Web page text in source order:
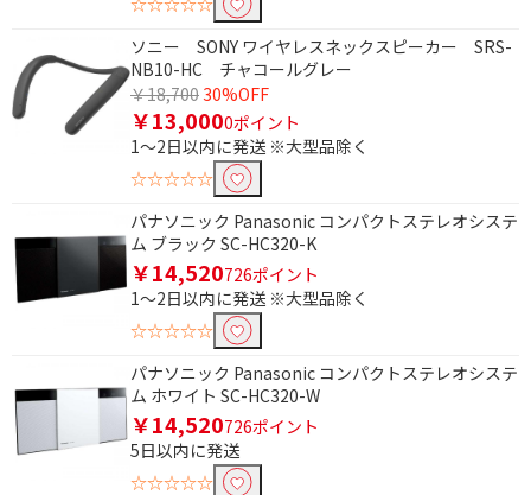
ソニー SONY ワイヤレスネックスピーカー SRS-
NB10-HC チャコールグレー
￥18,70030%OFF
￥13,0000ポイント
1～2日以内に発送 ※大型品除く
☆☆☆☆☆
パナソニック Panasonic コンパクトステレオシステ
ム ブラック SC-HC320-K
￥14,520726ポイント
1～2日以内に発送 ※大型品除く
☆☆☆☆☆
パナソニック Panasonic コンパクトステレオシステ
ム ホワイト SC-HC320-W
￥14,520726ポイント
5日以内に発送
☆☆☆☆☆
条件で絞り込む
フリーワードで絞り込む
除外する
除外する にチェックを入れると、指定したワード
を除外して検索します。
価格で絞り込む
円~
円